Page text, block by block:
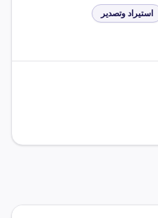
استيراد وتصدير